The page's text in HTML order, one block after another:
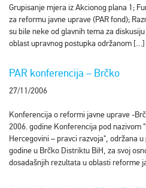
Grupisanje mjera iz Akcionog plana 1;
za reformu javne uprave (PAR fond);
su bile neke od glavnih tema za
oblast upravnog postupka održanom […]
PAR konferencija – Brčko
27/11/2006
Konferencija o reformi javne uprave -
2006. godine Konferencija pod nazivom
Hercegovini – pravci razvoja", održana
godine u Brčko Distriktu BiH, za svoj
dosadašnjih rezultata u oblasti reforme